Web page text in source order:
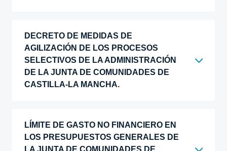
DECRETO DE MEDIDAS DE
AGILIZACIÓN DE LOS PROCESOS
SELECTIVOS DE LA ADMINISTRACIÓN
DE LA JUNTA DE COMUNIDADES DE
CASTILLA-LA MANCHA.
LÍMITE DE GASTO NO FINANCIERO EN
LOS PRESUPUESTOS GENERALES DE
LA JUNTA DE COMUNIDADES DE